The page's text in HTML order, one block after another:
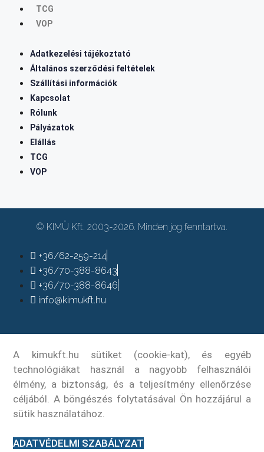
TCG
VOP
Adatkezelési tájékoztató
Általános szerződési feltételek
Szállítási információk
Kapcsolat
Rólunk
Pályázatok
Elállás
TCG
VOP
© KIMÜ Kft. 2003-2026. Minden jog fenntartva.
+36/62-259-214
+36/70-388-8643
+36/70-388-8646
info@kimukft.hu
A kimukft.hu sütiket (cookie-kat), és egyéb
technológiákat használ a nagyobb felhasználói
élmény, a biztonság, és a teljesítmény ellenőrzése
céljából. A böngészés folytatásával Ön hozzájárul a
sütik használatához.
ADATVÉDELMI SZABÁLYZAT